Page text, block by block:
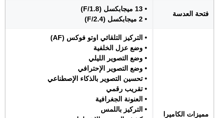
فتحة العدسة
• 13 ميجابكسل (F/1.8)
• 2 ميجابكسل (F/2.4)
مميزات الكاميرا
• التركيز التلقائي اوتو فوكس (AF)
• وضع عزل الخلفية
• وضع التصوير الليلي
• وضع التصوير الإحترافي
• تحسين التصوير بالذكاء الإصطناعي
• تقريب رقمي
• العنونة الجغرافية
• التركيز باللمس